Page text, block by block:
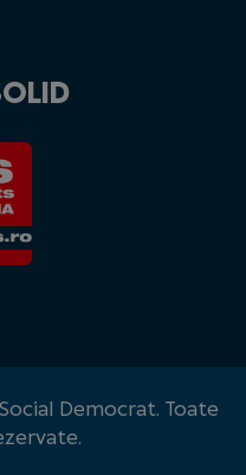
Democrat. Toate